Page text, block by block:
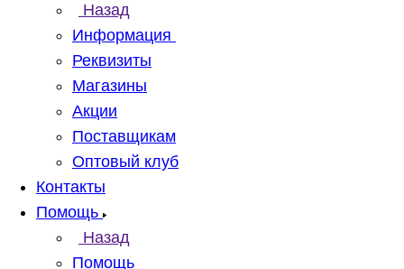
Назад
Информация
Реквизиты
Магазины
Акции
Поставщикам
Оптовый клуб
Контакты
Помощь
Назад
Помощь